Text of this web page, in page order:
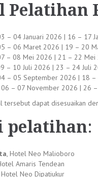
Pelatihan
– 04 Januari 2026 | 16 – 17
– 06 Maret 2026 | 19 – 20
– 08 Mei 2026 | 21 – 22
– 10 Juli 2026 | 23 – 24 Juli
– 05 September 2026 | 18
06 – 07 November 2026 | 26
tersebut dapat disesuaikan
pelatihan:
, Hotel Neo Malioboro
Amaris Tendean
Hotel Neo Dipatiukur